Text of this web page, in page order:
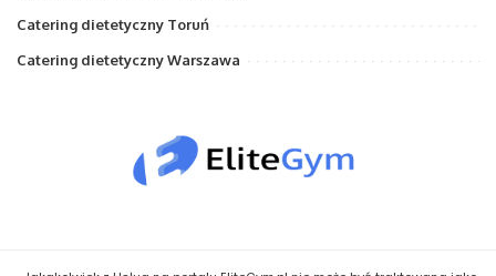
Catering dietetyczny Toruń
Catering dietetyczny Warszawa